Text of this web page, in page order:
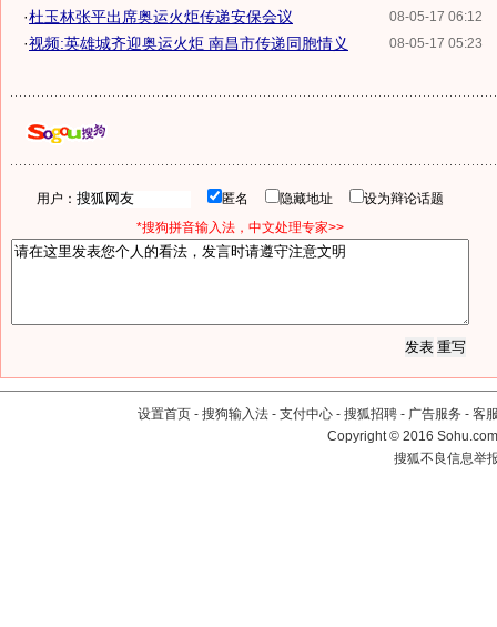
08-05-17 06:12
·杜玉林张平出席奥运火炬传递安保会议
08-05-17 05:23
·视频:英雄城齐迎奥运火炬 南昌市传递同胞情义
用户： 匿名 隐藏地址
设为辩论话题
*搜狗拼音输入法，中文处理专家>>
设置首页 - 搜狗输入法 - 支付中心 - 搜狐招聘 - 广告服务 - 客
Copyright©2016
搜狐不良信息举